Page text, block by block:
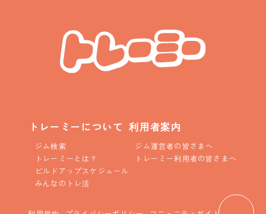
トレーミーについて
ジム検索
トレーミーとは？
ビルドアップスケジュール
みんなのトレ活
利用者案内
ジム運営者の皆さまへ
トレーミー利用者の皆さまへ